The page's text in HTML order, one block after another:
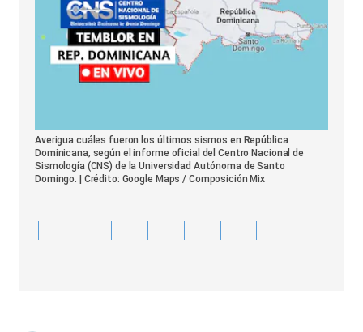
Averigua cuáles fueron los últimos sismos en República
Dominicana, según el informe oficial del Centro Nacional de
Sismología (CNS) de la Universidad Autónoma de Santo
Domingo. | Crédito: Google Maps / Composición Mix